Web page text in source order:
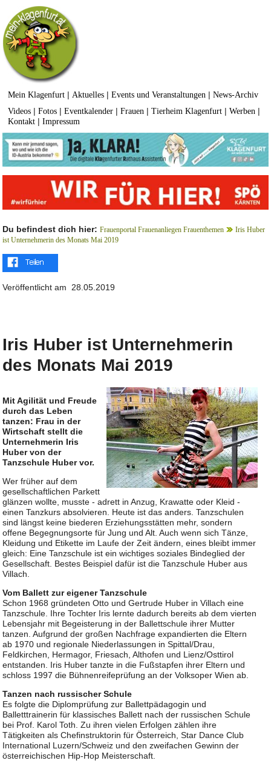
Mein Klagenfurt | Aktuelles |Events und Veranstaltungen |News-Archiv
Videos |Fotos |Eventkalender |Frauen |Tierheim Klagenfurt |Werben |
Kontakt |Impressum
Du befindest dich hier: Frauenportal Frauenanliegen Frauenthemen
Iris Huber
ist Unternehmerin des Monats Mai 2019
Veröffentlicht am 28.05.2019
Iris Huber ist Unternehmerin
des Monats Mai 2019
Mit Agilität und Freude
durch das Leben
tanzen: Frau in der
Wirtschaft stellt die
Unternehmerin Iris
Huber von der
Tanzschule Huber vor.
Wer früher auf dem
gesellschaftlichen Parkett
glänzen wollte, musste - adrett in Anzug, Krawatte oder Kleid -
einen Tanzkurs absolvieren. Heute ist das anders. Tanzschulen
sind längst keine biederen Erziehungsstätten mehr, sondern
offene Begegnungsorte für Jung und Alt. Auch wenn sich Tänze,
Kleidung und Etikette im Laufe der Zeit ändern, eines bleibt immer
gleich: Eine Tanzschule ist ein wichtiges soziales Bindeglied der
Gesellschaft. Bestes Beispiel dafür ist die Tanzschule Huber aus
Villach.
Vom Ballett zur eigener Tanzschule
Schon 1968 gründeten Otto und Gertrude Huber in Villach eine
Tanzschule. Ihre Tochter Iris lernte dadurch bereits ab dem vierten
Lebensjahr mit Begeisterung in der Ballettschule ihrer Mutter
tanzen. Aufgrund der großen Nachfrage expandierten die Eltern
ab 1970 und regionale Niederlassungen in Spittal/Drau,
Feldkirchen, Hermagor, Friesach, Althofen und Lienz/Osttirol
entstanden. Iris Huber tanzte in die Fußstapfen ihrer Eltern und
schloss 1997 die Bühnenreifeprüfung an der Volksoper Wien ab.
Tanzen nach russischer Schule
Es folgte die Diplomprüfung zur Ballettpädagogin und
Balletttrainerin für klassisches Ballett nach der russischen Schule
bei Prof. Karol Toth. Zu ihren vielen Erfolgen zählen ihre
Tätigkeiten als Chefinstruktorin für Österreich, Star Dance Club
International Luzern/Schweiz und den zweifachen Gewinn der
österreichischen Hip-Hop Meisterschaft.